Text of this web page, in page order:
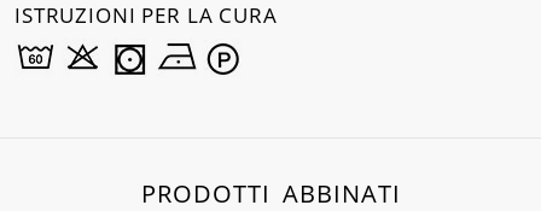
ISTRUZIONI PER LA CURA
PRODOTTI ABBINATI